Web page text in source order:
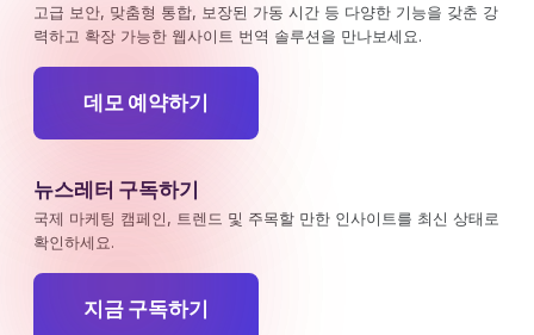
고급 보안, 맞춤형 통합, 보장된 가동 시간 등 다양한 기능을 갖춘 강
력하고 확장 가능한 웹사이트 번역 솔루션을 만나보세요.
데모 예약하기
뉴스레터 구독하기
국제 마케팅 캠페인, 트렌드 및 주목할 만한 인사이트를 최신 상태로
확인하세요.
지금 구독하기